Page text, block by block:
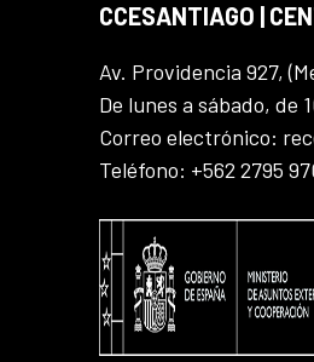
CCESANTIAGO |
Av. Providencia 927,
De lunes a sábado, de
Correo electrónico:
Teléfono: +562 2795